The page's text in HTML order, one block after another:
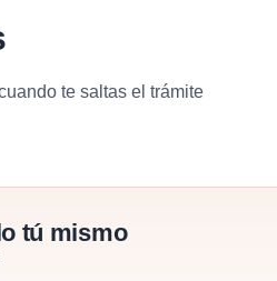
te saltas el trámite
tú mismo